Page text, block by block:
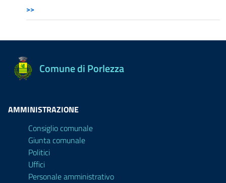
>>
Comune di Porlezza
AMMINISTRAZIONE
Consiglio comunale
Giunta comunale
Politici
Uffici
Personale amministrativo